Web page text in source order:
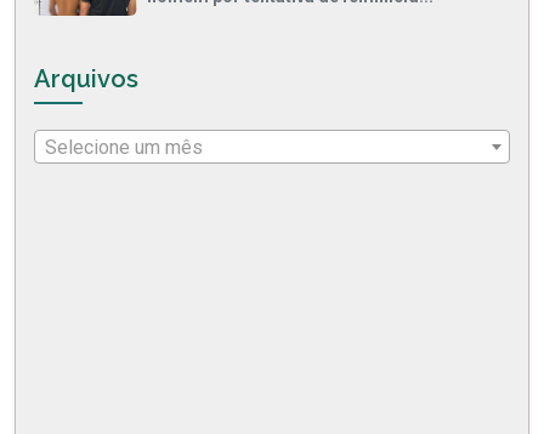
Arquivos
Selecione um mês